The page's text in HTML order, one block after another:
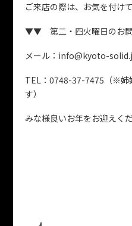
ご来店の際は、お気を付け
▼▼ 第二・四火曜日のお
メール：info@kyoto-
TEL：0748-37-7475（※姉
す）
みな様良いお年をお迎えく